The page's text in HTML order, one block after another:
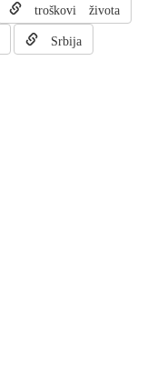
troškovi života
Srbija